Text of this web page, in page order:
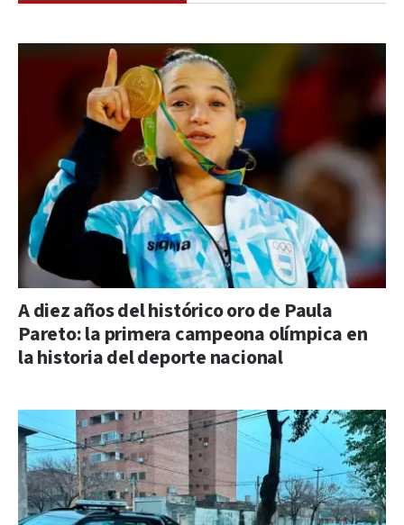
A diez años del histórico oro de Paula
Pareto: la primera campeona olímpica en
la historia del deporte nacional